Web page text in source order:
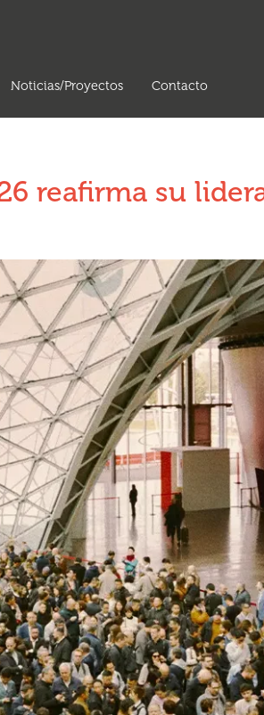
Noticias/Proyectos Contacto
reafirma su